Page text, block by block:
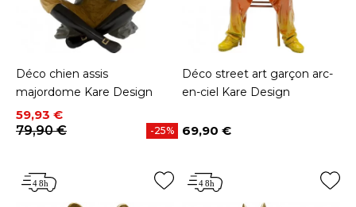
Déco chien assis
majordome Kare Design
Prix
59,93 €
Prix de base
79,90 €
-25%
Déco street art garçon arc-
en-ciel Kare Design
Prix
69,90 €